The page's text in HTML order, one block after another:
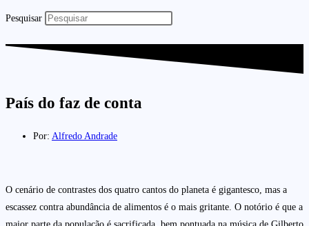
Pesquisar
País do faz de conta
Por: Alfredo Andrade
O cenário de contrastes dos quatro cantos do planeta é gigantesco, mas a
escassez contra abundância de alimentos é o mais gritante. O notório é que a